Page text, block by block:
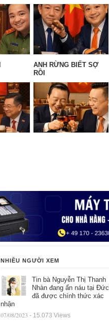
ANH RỪNG BIẾT SỢ
RỒI
NHIỀU NGƯỜI XEM
Tin bà Nguyễn Thị Thanh
Nhàn đang ẩn náu tại Đức
đã được chính thức xác
nhận
07/08/2023 - 15.073 Views